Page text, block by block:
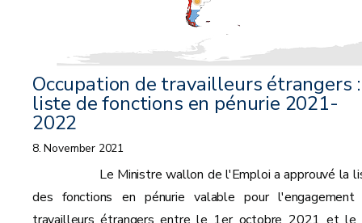
Occupation de travailleurs étrangers :
liste de fonctions en pénurie 2021-
2022
8. November 2021
Le Ministre wallon de l'Emploi a approuvé la
des fonctions en pénurie valable pour l'engagement